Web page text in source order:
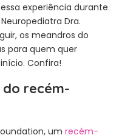
experiência durante
Dra.
os meandros do
para quem quer
Confira!
do recém-
um recém-